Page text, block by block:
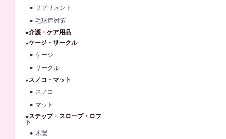
サプリメント
毛球症対策
★介護・ケア用品
★ケージ・サークル
ケージ
サークル
★スノコ・マット
スノコ
マット
★ステップ・スロープ・ロフ
ト
木製